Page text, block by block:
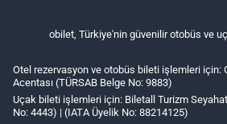
obilet, Türkiye'nin güvenilir otobüs ve
Otel rezervasyon ve otobüs bileti işlemleri için:
Acentası (TÜRSAB Belge No: 9883)
Uçak bileti işlemleri için: Biletall Turizm
No: 4443) | (IATA Üyelik No: 88214125)